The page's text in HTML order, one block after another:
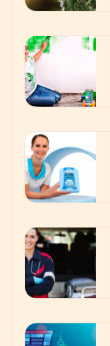
buscan
fortalecer